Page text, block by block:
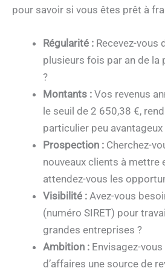
pour savoir si vous êtes prêt à
Régularité : Recevez-vous
plusieurs fois par an de la
?
Montants : Vos revenus
le seuil de 2 650,38 €,
particulier peu avantageux
Prospection : Cherchez-
nouveaux clients à mettre
attendez-vous les
Visibilité : Avez-vous
(numéro SIRET) pour
grandes entreprises ?
Ambition : Envisagez-
d’affaires une source de